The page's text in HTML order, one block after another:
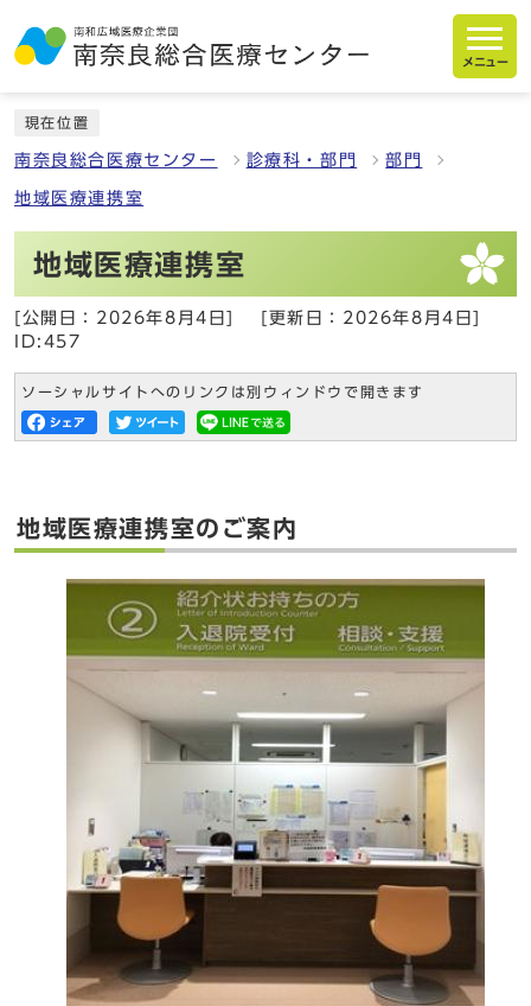
メニュー
現在位置
南奈良総合医療センター 診療科・部門 部門
地域医療連携室
地域医療連携室
[公開日：2026年8月4日]
[更新日：2026年8月4日]
ID:457
ソーシャルサイトへのリンクは別ウィンドウで開きます
地域医療連携室のご案内